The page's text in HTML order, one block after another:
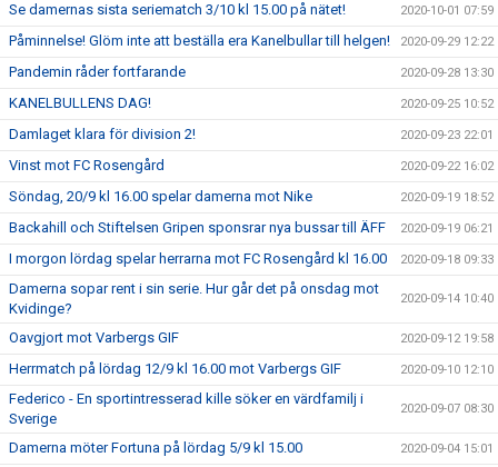
Se damernas sista seriematch 3/10 kl 15.00 på nätet! 2020-10-01 07:59
Påminnelse! Glöm inte att beställa era Kanelbullar till helgen! 2020-09-29 12:22
Pandemin råder fortfarande 2020-09-28 13:30
KANELBULLENS DAG! 2020-09-25 10:52
Damlaget klara för division 2! 2020-09-23 22:01
Vinst mot FC Rosengård 2020-09-22 16:02
Söndag, 20/9 kl 16.00 spelar damerna mot Nike 2020-09-19 18:52
Backahill och Stiftelsen Gripen sponsrar nya bussar till ÄFF 2020-09-19 06:21
I morgon lördag spelar herrarna mot FC Rosengård kl 16.00 2020-09-18 09:33
Damerna sopar rent i sin serie. Hur går det på onsdag mot
Kvidinge?
2020-09-14 10:40
Oavgjort mot Varbergs GIF 2020-09-12 19:58
Herrmatch på lördag 12/9 kl 16.00 mot Varbergs GIF 2020-09-10 12:10
Federico - En sportintresserad kille söker en värdfamilj i
Sverige
2020-09-07 08:30
Damerna möter Fortuna på lördag 5/9 kl 15.00 2020-09-04 15:01